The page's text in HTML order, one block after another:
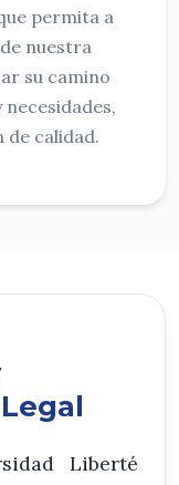
permita a
nuestra
su camino
de calidad.
Liberté